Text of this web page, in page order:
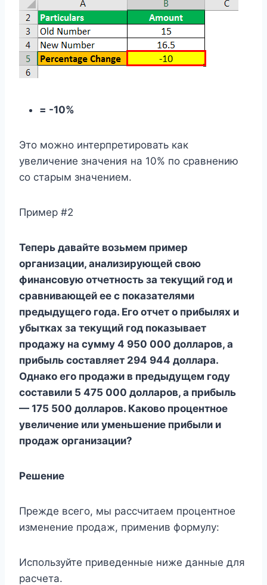
= -10%
Это можно интерпретировать как
увеличение значения на 10% по сравнению
со старым значением.
Пример #2
Теперь давайте возьмем пример
организации, анализирующей свою
финансовую отчетность за текущий год и
сравнивающей ее с показателями
предыдущего года. Его отчет о прибылях и
убытках за текущий год показывает
продажу на сумму 4 950 000 долларов, а
прибыль составляет 294 944 доллара.
Однако его продажи в предыдущем году
составили 5 475 000 долларов, а прибыль
— 175 500 долларов. Каково процентное
увеличение или уменьшение прибыли и
продаж организации?
Решение
Прежде всего, мы рассчитаем процентное
изменение продаж, применив формулу:
Используйте приведенные ниже данные для
расчета.